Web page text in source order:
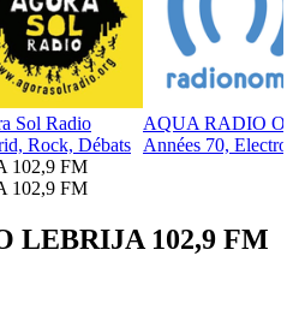
Sol Radio
Rock, Débats
AQUA RADIO
Années 70,
102,9 FM
102,9 FM
LEBRIJA 102,9 FM